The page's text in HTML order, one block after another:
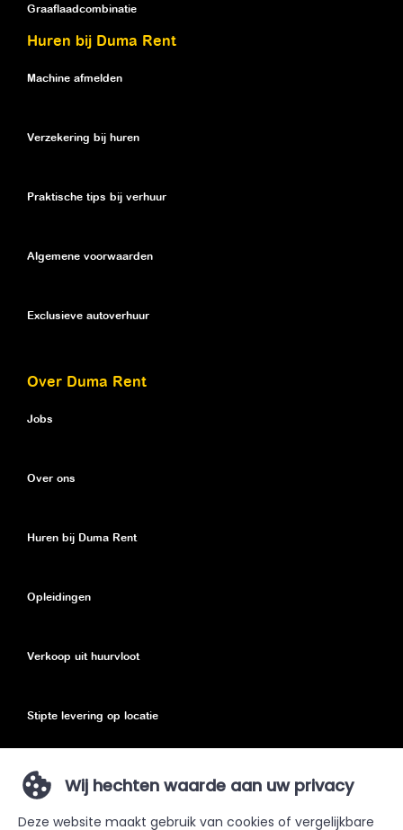
Graaflaadcombinatie
Huren bij Duma Rent
Machine afmelden
Verzekering bij huren
Praktische tips bij verhuur
Algemene voorwaarden
Exclusieve autoverhuur
Over Duma Rent
Jobs
Over ons
Huren bij Duma Rent
Opleidingen
Verkoop uit huurvloot
Stipte levering op locatie
Eco toeslagWij hechten waarde aan uw privacy
Deze website maakt gebruik van cookies of vergelijkbare